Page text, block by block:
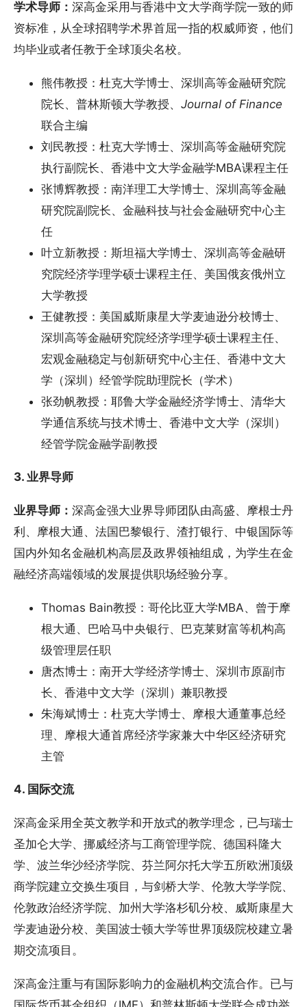
学术导师： 深高金采用与香港中文大学商学院一致的师
资标准，从全球招聘学术界首屈一指的权威师资，他们
均毕业或者任教于全球顶尖名校。
熊伟教授：杜克大学博士、深圳高等金融研究院
院长、普林斯顿大学教授、 Journal of Finance
联合主编
刘民教授：杜克大学博士、深圳高等金融研究院
执行副院长、香港中文大学金融学MBA课程主任
张博辉教授：南洋理工大学博士、深圳高等金融
研究院副院长、金融科技与社会金融研究中心主
任
叶立新教授：斯坦福大学博士、深圳高等金融研
究院经济学理学硕士课程主任、美国俄亥俄州立
大学教授
王健教授：美国威斯康星大学麦迪逊分校博士、
深圳高等金融研究院经济学理学硕士课程主任、
宏观金融稳定与创新研究中心主任、香港中文大
学（深圳）经管学院助理院长（学术）
张劲帆教授：耶鲁大学金融经济学博士、清华大
学通信系统与技术博士、香港中文大学（深圳）
经管学院金融学副教授
3. 业界导师
业界导师： 深高金强大业界导师团队由高盛、摩根士丹
利、摩根大通、法国巴黎银行、渣打银行、中银国际等
国内外知名金融机构高层及政界领袖组成，为学生在金
融经济高端领域的发展提供职场经验分享。
Thomas Bain教授：哥伦比亚大学MBA、曾于摩
根大通、巴哈马中央银行、巴克莱财富等机构高
级管理层任职
唐杰博士：南开大学经济学博士、深圳市原副市
长、香港中文大学（深圳）兼职教授
朱海斌博士：杜克大学博士、摩根大通董事总经
理、摩根大通首席经济学家兼大中华区经济研究
主管
4. 国际交流
深高金采用全英文教学和开放式的教学理念，已与瑞士
圣加仑大学、挪威经济与工商管理学院、德国科隆大
学、波兰华沙经济学院、芬兰阿尔托大学五所欧洲顶级
商学院建立交换生项目，与剑桥大学、伦敦大学学院、
伦敦政治经济学院、加州大学洛杉矶分校、威斯康星大
学麦迪逊分校、美国波士顿大学等世界顶级院校建立暑
期交流项目。
深高金注重与有国际影响力的金融机构交流合作。已与